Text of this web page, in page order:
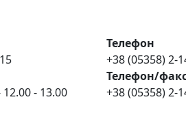
- 13.00
Телефон
+38 (05358) 2-
Телефон/
+38 (05358) 2-